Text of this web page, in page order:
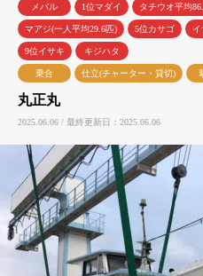
メバル 1位マダイ タチウオ平均
マアジ(一人平均29.6匹) 5位カサゴ
9位イサキ キジハタ
乗合 仕立(チャーター・貸切)
丸正丸
2025.06.06 / 最終更新日：2025.06.06